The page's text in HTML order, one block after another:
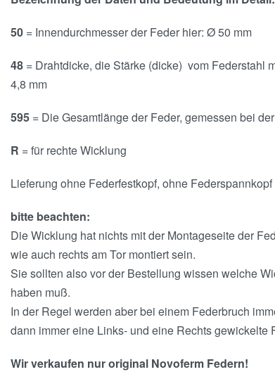
50 = Innendurchmesser der Feder hier: Ø 50 mm
48 = Drahtdicke, die Stärke (dicke) vom Federstahl
4,8 mm
595 = Die Gesamtlänge der Feder, gemessen bei
R = für rechte Wicklung
Lieferung ohne Federfestkopf, ohne Federspannkopf
bitte beachten:
Die Wicklung hat nichts mit der Montageseite der
wie auch rechts am Tor montiert sein.
Sie sollten also vor der Bestellung wissen welche
haben muß.
In der Regel werden aber bei einem Federbruch
dann immer eine Links- und eine Rechts gewickelte
Wir verkaufen nur original Novoferm Federn!